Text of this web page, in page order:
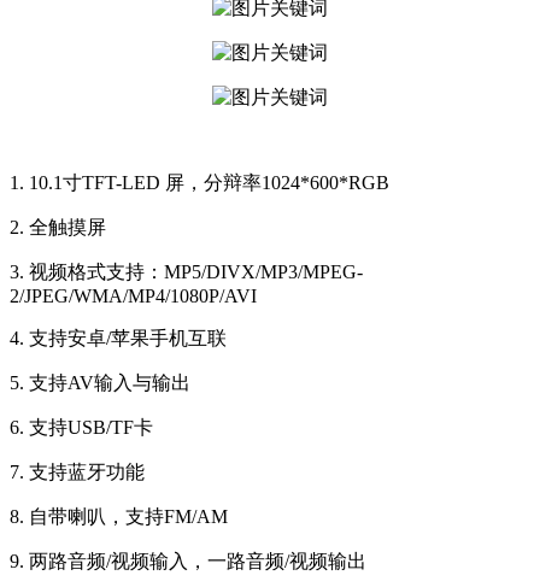
1. 10.1寸TFT-LED 屏，分辩率1024*600*RGB
2. 全触摸屏
3. 视频格式支持：MP5/DIVX/MP3/MPEG-
2/JPEG/WMA/MP4/1080P/AVI
4. 支持安卓/苹果手机互联
5. 支持AV输入与输出
6. 支持USB/TF卡
7. 支持蓝牙功能
8. 自带喇叭，支持FM/AM
9. 两路音频/视频输入，一路音频/视频输出